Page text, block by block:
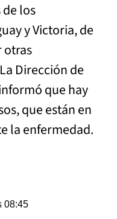
los
y Victoria, de
otras
Dirección de
que hay
que están en
la enfermedad.
08:45